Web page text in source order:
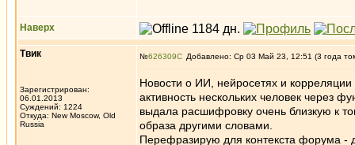
Наверх
Твик
Зарегистрирован:
06.01.2013
Суждений: 1224
Откуда: New Moscow, Old
Russia
№626309 Добавлено: Ср 03 Май 23, 12:51 (3 года
Новости о ИИ, нейросетях и
активность нескольких человек через
выдала расшифровку очень близкую к
образа другими словами.
Перефразирую для контекста форума -